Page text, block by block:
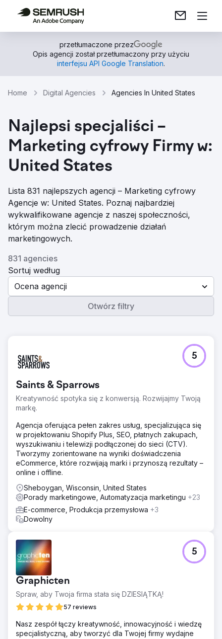
przetłumaczone przez
Opis agencji został przetłumaczony przy użyciu
interfejsu API Google Translation.
Home Digital Agencies Agencies In United States
Najlepsi specjaliści –
Marketing cyfrowy Firmy w:
United States
Lista 831 najlepszych agencji – Marketing cyfrowy
Agencje w: United States. Poznaj najbardziej
wykwalifikowane agencje z naszej społeczności,
którym można zlecić prowadzenie działań
marketingowych.
831 agencies
Sortuj według
Ocena agencji
Otwórz filtry
Saints & Sparrows
Kreatywność spotyka się z konwersją. Rozwijajmy Twoją
markę.
5
Agencja oferująca pełen zakres usług, specjalizująca się
w projektowaniu Shopify Plus, SEO, płatnych zakupach,
wyszukiwaniu i telewizji podłączonej do sieci (CTV).
Tworzymy zorientowane na wyniki doświadczenia
eCommerce, które rozwijają marki i przynoszą rezultaty –
online i offline.
Sheboygan, Wisconsin, United States
Porady marketingowe, Automatyzacja marketingu +23
E-commerce, Produkcja przemysłowa +3
Dowolny
Graphicten
Spraw, aby Twoja firma stała się DZIESIĄTKĄ!
57 reviews
5
Nasz zespół łączy kreatywność, innowacyjność i wiedzę
specjalistyczną, aby tworzyć dla Twojej firmy wydajne